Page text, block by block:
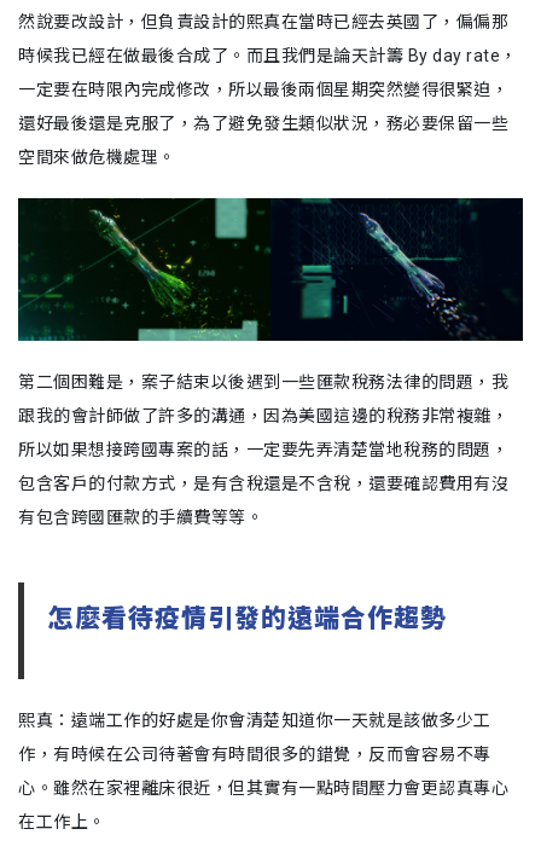
然說要改設計，但負責設計的熙真在當時已經去英國了，偏偏那
時候我已經在做最後合成了。而且我們是論天計籌 By day rate，
一定要在時限內完成修改，所以最後兩個星期突然變得很緊迫，
還好最後還是克服了，為了避免發生類似狀況，務必要保留一些
空間來做危機處理。
第二個困難是，案子結束以後遇到一些匯款稅務法律的問題，我
跟我的會計師做了許多的溝通，因為美國這邊的稅務非常複雜，
所以如果想接跨國專案的話，一定要先弄清楚當地稅務的問題，
包含客戶的付款方式，是有含稅還是不含稅，還要確認費用有沒
有包含跨國匯款的手續費等等。
怎麼看待疫情引發的遠端合作趨勢
熙真：遠端工作的好處是你會清楚知道你一天就是該做多少工
作，有時候在公司待著會有時間很多的錯覺，反而會容易不專
心。雖然在家裡離床很近，但其實有一點時間壓力會更認真專心
在工作上。